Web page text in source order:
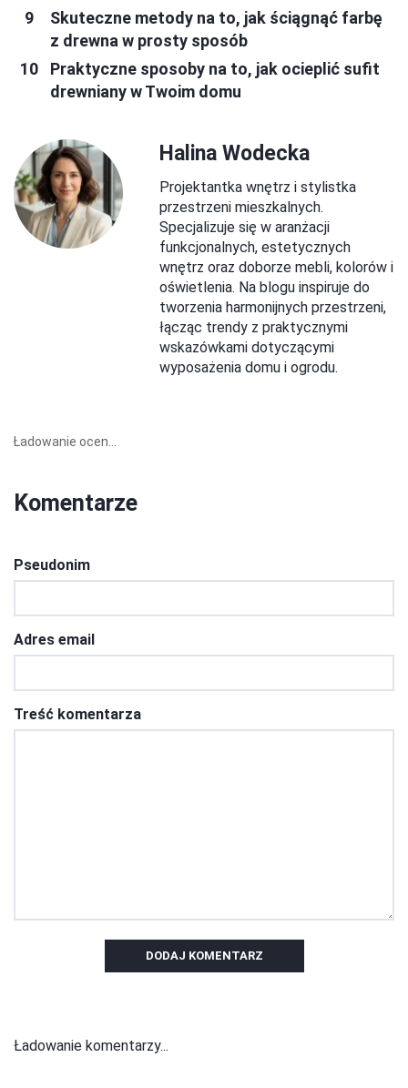
Skuteczne metody na to, jak ściągnąć farbę
z drewna w prosty sposób
Praktyczne sposoby na to, jak ocieplić sufit
drewniany w Twoim domu
Halina Wodecka
Projektantka wnętrz i stylistka
przestrzeni mieszkalnych.
Specjalizuje się w aranżacji
funkcjonalnych, estetycznych
wnętrz oraz doborze mebli, kolorów i
oświetlenia. Na blogu inspiruje do
tworzenia harmonijnych przestrzeni,
łącząc trendy z praktycznymi
wskazówkami dotyczącymi
wyposażenia domu i ogrodu.
Ładowanie ocen...
Komentarze
Pseudonim
Adres email
Treść komentarza
DODAJ KOMENTARZ
Ładowanie komentarzy...